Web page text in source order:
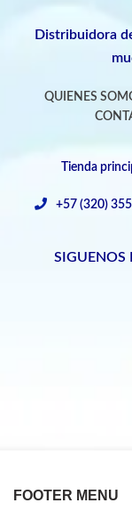
Distribuidora
QUIENES
Tienda
+57 (320)
SIGUENOS
FOOTER MENU